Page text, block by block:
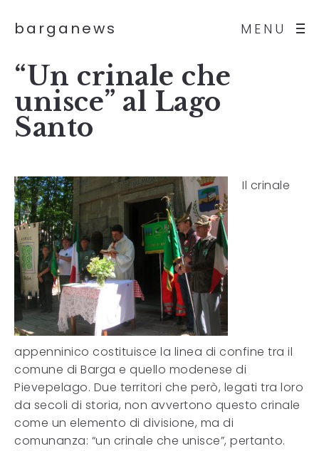
MENU
barganews
“Un crinale che
unisce” al Lago
Santo
Il crinale
appenninico costituisce la linea di confine tra il
comune di Barga e quello modenese di
Pievepelago. Due territori che però, legati tra loro
da secoli di storia, non avvertono questo crinale
come un elemento di divisione, ma di
comunanza: “un crinale che unisce”, pertanto.